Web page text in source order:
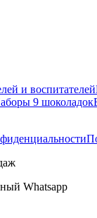
и воспитателей
9 шоколадок
Whatsapp